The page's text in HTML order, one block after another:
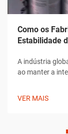
Como os
Estabilidade
A indústria
ao manter a
VER MAIS